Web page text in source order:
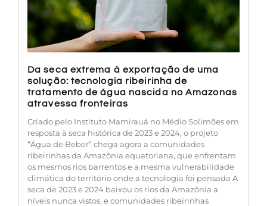
Da seca extrema à exportação de uma
solução: tecnologia ribeirinha de
tratamento de água nascida no Amazonas
atravessa fronteiras
Criado pelo Instituto Mamirauá no Médio Solimões em
resposta à seca histórica de 2023 e 2024, o projeto
“Água de Beber” chega agora a comunidades
ribeirinhas da Amazônia equatoriana, que enfrentam
os mesmos rios barrentos e a mesma vulnerabilidade
climática do território onde a tecnologia foi pensada A
seca de 2023 e 2024 baixou os rios da Amazônia a
níveis nunca vistos, e comunidades ribeirinhas